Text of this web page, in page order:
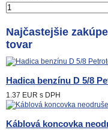
Najčastejšie
tovar
Hadica benzínu D 5/8
1.37 EUR s DPH
Káblová koncovka